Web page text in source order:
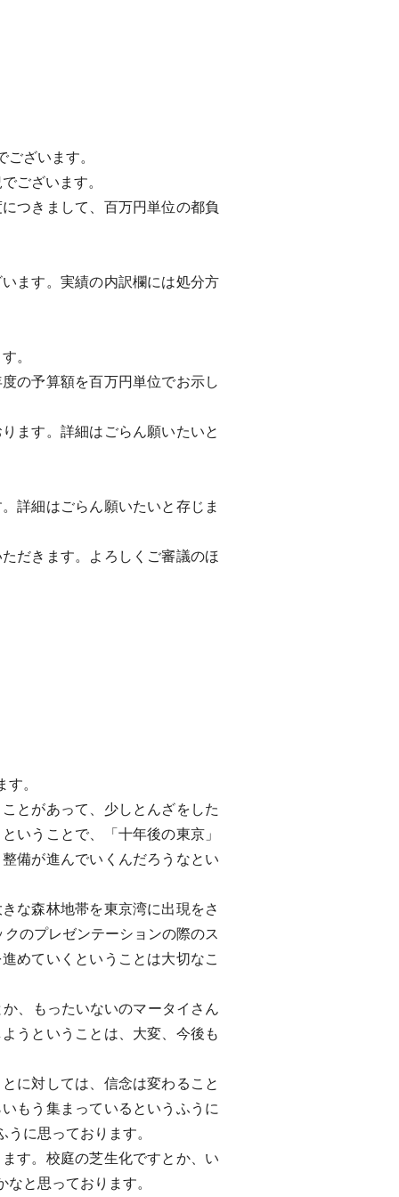
ざいます。
ございます。
つきまして、百万円単位の都負
ます。実績の内訳欄には処分方
。
の予算額を百万円単位でお示し
ます。詳細はごらん願いたいと
詳細はごらん願いたいと存じま
だきます。よろしくご審議のほ
。
とがあって、少しとんざをした
いうことで、「十年後の東京」
備が進んでいくんだろうなとい
な森林地帯を東京湾に出現をさ
のプレゼンテーションの際のス
めていくということは大切なこ
、もったいないのマータイさん
うということは、大変、今後も
に対しては、信念は変わること
もう集まっているというふうに
に思っております。
す。校庭の芝生化ですとか、い
と思っております。